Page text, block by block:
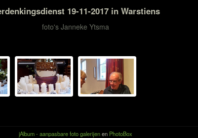
19-11-2017 in Warstiens
foto's Janneke Ytsma
jAlbum - aanpasbare foto galerijenen PhotoBox